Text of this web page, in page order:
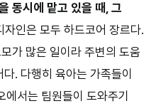
동시에 맡고 있을 때, 그
자인은 모두 하드코어 장르다.
가 많은 일이라 주변의 도움
. 다행히 육아는 가족들이
서는 팀원들이 도와주기